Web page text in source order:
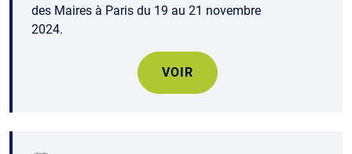
des Maires à Paris du 19 au 21 novembre
2024.
VOIR